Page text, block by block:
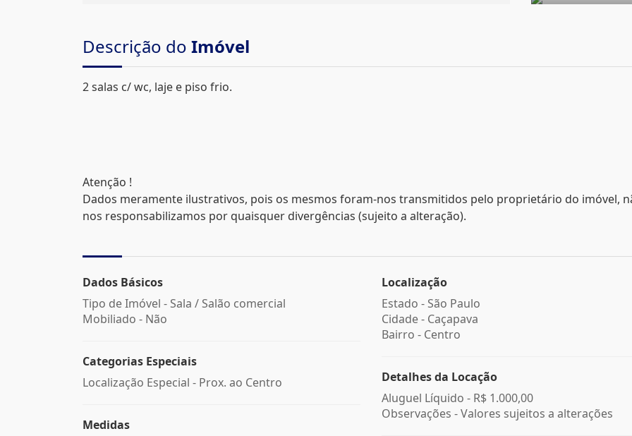
Descrição do Imóvel
2 salas c/ wc, laje e piso frio.
Atenção !
Dados meramente ilustrativos, pois os mesmos foram-nos transmitidos pelo proprietário do imóvel,
nos responsabilizamos por quaisquer divergências (sujeito a alteração).
Dados Básicos
Tipo de Imóvel - Sala / Salão comercial
Mobiliado - Não
Categorias Especiais
Localização Especial - Prox. ao Centro
Medidas
Localização
Estado - São Paulo
Cidade - Caçapava
Bairro - Centro
Detalhes da Locação
Aluguel Líquido - R$ 1.000,00
Observações - Valores sujeitos a alterações